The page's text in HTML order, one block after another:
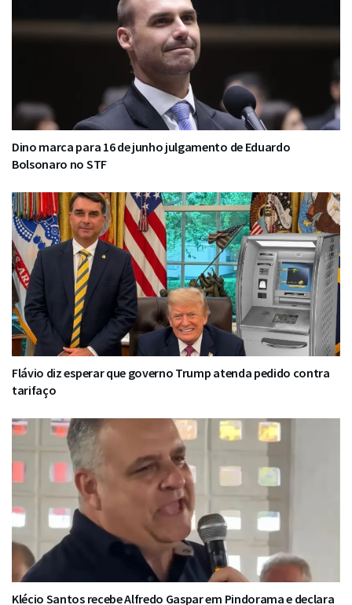
Dino marca para 16 de junho julgamento de Eduardo
Bolsonaro no STF
Flávio diz esperar que governo Trump atenda pedido contra
tarifaço
Klécio Santos recebe Alfredo Gaspar em Pindorama e declara